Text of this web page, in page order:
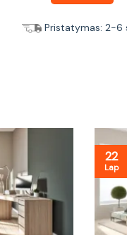
Pristatymas: 2-6
22
Lap